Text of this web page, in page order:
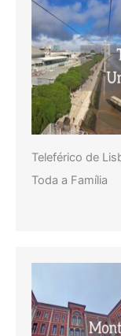
Teleférico de
Toda a Família